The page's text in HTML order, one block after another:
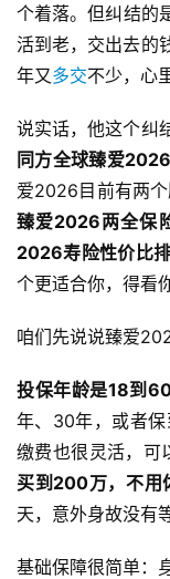
个着落。但纠结
活到老，交出去的
年又多交不少，心
说实话，他这个纠
同方全球臻爱
爱2026目前有两
臻爱2026两全保
2026寿险性价比
个更适合你，得看
咱们先说说臻爱
投保年龄是18到
年、30年，或者
缴费也很灵活，可
买到200万，不用
天，意外身故没有
基础保障很简单：